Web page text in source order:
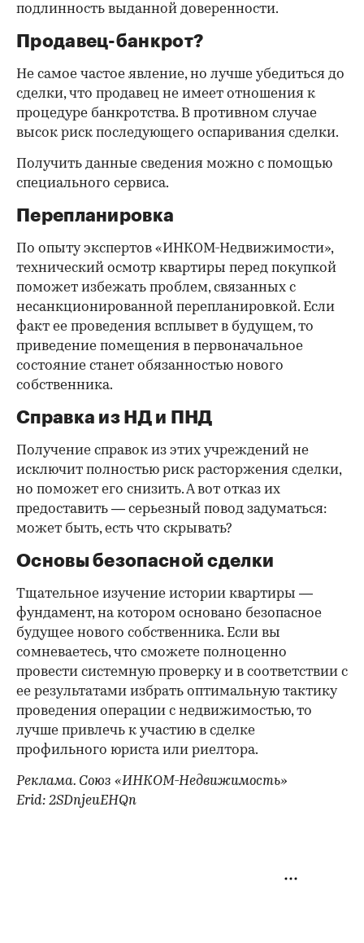
подлинность выданной доверенности.
Продавец-банкрот?
Не самое частое явление, но лучше убедиться до
сделки, что продавец не имеет отношения к
процедуре банкротства. В противном случае
высок риск последующего оспаривания сделки.
Получить данные сведения можно с помощью
специального сервиса.
Перепланировка
По опыту экспертов «ИНКОМ-Недвижимости»,
технический осмотр квартиры перед покупкой
поможет избежать проблем, связанных с
несанкционированной перепланировкой. Если
факт ее проведения всплывет в будущем, то
приведение помещения в первоначальное
состояние станет обязанностью нового
собственника.
Справка из НД и ПНД
Получение справок из этих учреждений не
исключит полностью риск расторжения сделки,
но поможет его снизить. А вот отказ их
предоставить — серьезный повод задуматься:
может быть, есть что скрывать?
Основы безопасной сделки
Тщательное изучение истории квартиры —
фундамент, на котором основано безопасное
будущее нового собственника. Если вы
сомневаетесь, что сможете полноценно
провести системную проверку и в соответствии с
ее результатами избрать оптимальную тактику
проведения операции с недвижимостью, то
лучше привлечь к участию в сделке
профильного юриста или риелтора.
Реклама. Союз «ИНКОМ-Недвижимость»
Erid: 2SDnjeuEHQn